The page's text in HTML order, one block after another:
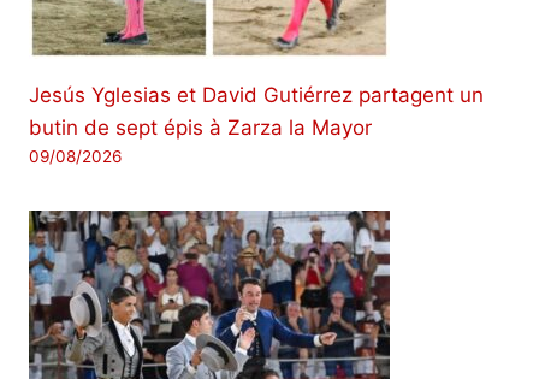
Jesús Yglesias et David Gutiérrez partagent un
butin de sept épis à Zarza la Mayor
09/08/2026